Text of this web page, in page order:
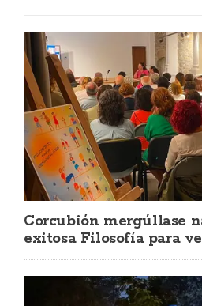
Corcubión mergúllase
exitosa Filosofía para